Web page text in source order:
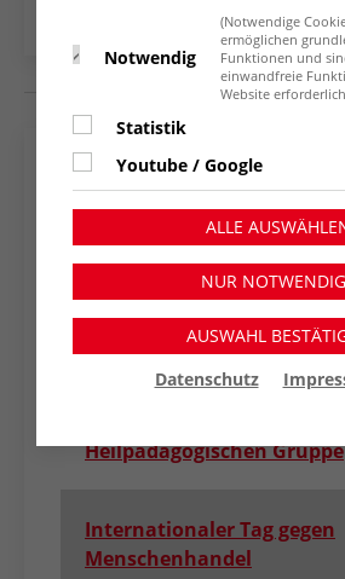
Neueste Nachrichten
AWO Treff Wesel-Feldmark
„Rappelkistenkinder“ aus
Heilpädagogischen Gruppe
Internationaler Tag gegen
Menschenhandel
Notwendig
(Notwendige
ermöglichen
Funktionen und
einwandfreie
Website
Statistik
Youtube / Google
ALLE
NUR
AUSWAHL
Datenschutz